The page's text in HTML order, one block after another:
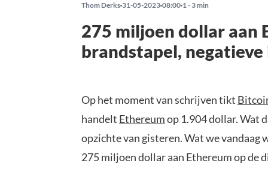
Thom Derks 31-05-2023 08:00 1 - 3 min
275 miljoen dollar aan
brandstapel,
Op het moment van schrijven tikt
handelt Ethereumop 1.904 dollar. Wat
opzichte van gisteren. Wat we vandaag
275 miljoen dollar aan Ethereum op de